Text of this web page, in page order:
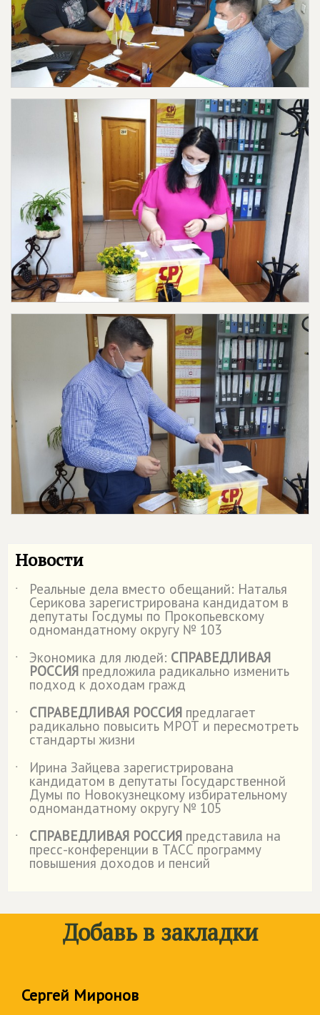
Новости
˙ Реальные дела вместо обещаний: Наталья
Серикова зарегистрирована кандидатом в
депутаты Госдумы по Прокопьевскому
одномандатному округу № 103
˙
Экономика для людей: СПРАВЕДЛИВАЯ
РОССИЯ предложила радикально изменить
подход к доходам гражд
˙
СПРАВЕДЛИВАЯ РОССИЯ предлагает
радикально повысить МРОТ и пересмотреть
стандарты жизни
˙
Ирина Зайцева зарегистрирована
кандидатом в депутаты Государственной
Думы по Новокузнецкому избирательному
одномандатному округу № 105
˙
СПРАВЕДЛИВАЯ РОССИЯ представила на
пресс-конференции в ТАСС программу
повышения доходов и пенсий
Добавь в закладки
Сергей Миронов